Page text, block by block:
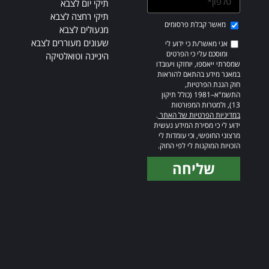
מאשר קבלת פרסומים
אני מאשר/ת כי ידוע לי
ומוסכם עלי כי הפרטים
שמסרתי ייאספו, יוחזקו ויעובדו
במאגר מידע בהתאם להוראות
חוק הגנת הפרטיות,
התשמ"א–1981 (כולל תיקון
13), ולמטרות המפורטות
במדיניות הפרטיות של האתר.
ידוע לי כי מסירת המידע נעשית
מרצוני החופשי, וכי עומדות לי
הזכויות המוקנות לי לפי החוק.
שליחה
תיקי יום לצבא
תיקי רחצה לצבא
מנעולים לצבא
שעונים מעוררים לצבא
היגיינה וטואלטיקה